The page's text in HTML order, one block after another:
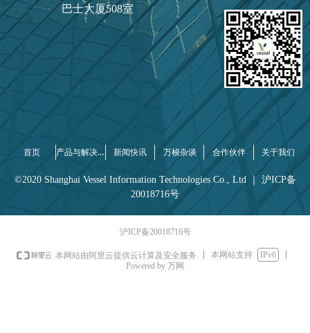
©2020 Shanghai Vessel Information Technologies Co., Ltd ｜ 沪ICP备
20018716号
巴士大厦508室
首页 产品与解决方案 新闻快讯 万梭杂谈 合作伙伴 关于我们
沪ICP备20018716号
本网站由阿里云提供云计算及安全服务 本网站支持
IPv6
Powered by 万网